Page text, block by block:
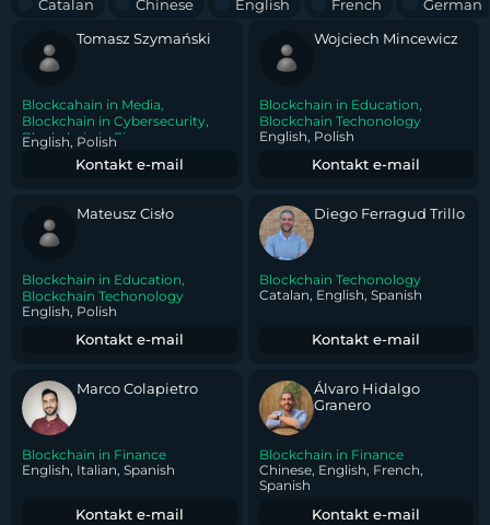
Catalan Chinese English French
German
Tomasz Szymański
Blockcahain in Media
Blockchain in Cybersecurity
Blockchain in Finance
Blockchain Techonology
English, Polish
Kontakt e-mail
Wojciech Mincewicz
Blockchain in Education
Blockchain Techonology
English, Polish
Kontakt e-mail
Mateusz Cisło
Blockchain in Education
Blockchain Techonology
English, Polish
Kontakt e-mail
Diego Ferragud Trillo
Blockchain Techonology
Catalan, English, Spanish
Kontakt e-mail
Marco Colapietro
Blockchain in Finance
English, Italian, Spanish
Kontakt e-mail
Álvaro Hidalgo
Granero
Blockchain in Finance
Chinese, English, French,
Spanish
Kontakt e-mail